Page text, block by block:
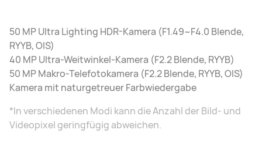
50 MP Ultra Lighting HDR-Kamera (F1.49~F4.0 Blende,
RYYB, OIS)
40 MP Ultra-Weitwinkel-Kamera (F2.2 Blende, RYYB)
50 MP Makro-Telefotokamera (F2.2 Blende, RYYB, OIS)
Kamera mit naturgetreuer Farbwiedergabe
*In verschiedenen Modi kann die Anzahl der Bild- und
Videopixel geringfügig abweichen.